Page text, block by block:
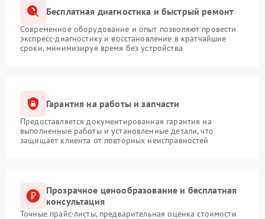
Бесплатная диагностика и быстрый ремонт
Современное оборудование и опыт позволяют провести
экспресс-диагностику и восстановление в кратчайшие
сроки, минимизируя время без устройства
Гарантия на работы и запчасти
Предоставляется документированная гарантия на
выполненные работы и установленные детали, что
защищает клиента от повторных неисправностей
Прозрачное ценообразование и бесплатная
консультация
Точные прайс-листы, предварительная оценка стоимости